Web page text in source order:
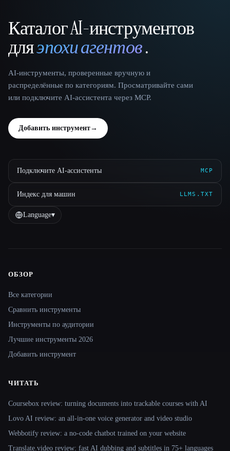
That AI Collection
Каталог AI-инструментов
дляэпохи агентов.
AI-инструменты, проверенные вручную и
распределённые по категориям. Просматривайте сами
или подключите AI-ассистента через MCP.
Добавить инструмент→
Подключите AI-ассистенты MCP
Индекс для машин LLMS.TXT
Language▾
Site navigation
ОБЗОР
Все категории
Сравнить инструменты
Инструменты по аудитории
Лучшие инструменты 2026
Добавить инструмент
ЧИТАТЬ
Coursebox review: turning documents into trackable courses with AI
Lovo AI review: an all-in-one voice generator and video studio
Webbotify review: a no-code chatbot trained on your website
Translate.video review: fast AI dubbing and subtitles in 75+ languages